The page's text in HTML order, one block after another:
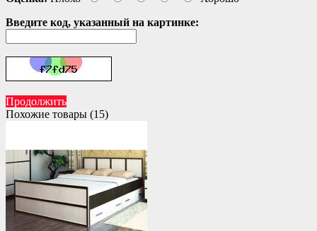
Введите код, указанный на картинке:
Продолжить
Похожие товары (15)